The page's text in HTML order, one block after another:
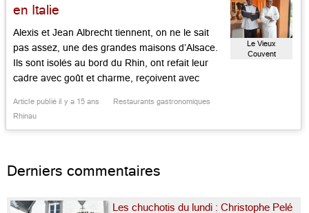
en Italie
Alexis et Jean Albrecht tiennent, on ne le sait
pas assez, une des grandes maisons d’Alsace.
Ils sont isolés au bord du Rhin, ont refait leur
cadre avec goût et charme, reçoivent avec
d’herbes, férus d’Italie. Lucienne, la maman
Article publié il y a 15 ans
Restaurants gastronomiques
Rhinau
Le Vieux
Couvent
Derniers commentaires
Les chuchotis du lundi : Christophe Pelé